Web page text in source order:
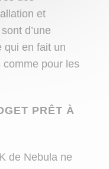
et
d’une
qui en fait un
comme pour les
PRÊT À
de Nebula ne